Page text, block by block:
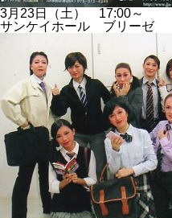
3月23日（土） 17:00～
サンケイホール ブリーゼ